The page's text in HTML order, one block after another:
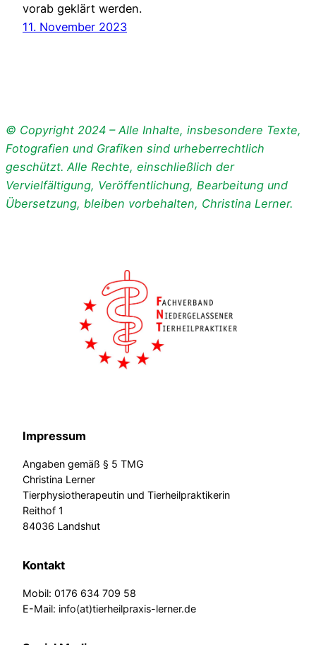
vorab geklärt werden.
11. November 2023
© Copyright 2024 – Alle Inhalte, insbesondere Texte,
Fotografien und Grafiken sind urheberrechtlich
geschützt. Alle Rechte, einschließlich der
Vervielfältigung, Veröffentlichung, Bearbeitung und
Übersetzung, bleiben vorbehalten, Christina Lerner.
Impressum
Angaben gemäß § 5 TMG
Christina Lerner
Tierphysiotherapeutin und Tierheilpraktikerin
Reithof 1
84036 Landshut
Kontakt
Mobil: 0176 634 709 58
E-Mail: info(at)tierheilpraxis-lerner.de